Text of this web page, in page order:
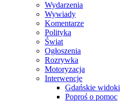
Wydarzenia
Wywiady
Komentarze
Polityka
Świat
Ogłoszenia
Rozrywka
Motoryzacja
Interwencje
Gdańskie widoki
Poproś o pomoc